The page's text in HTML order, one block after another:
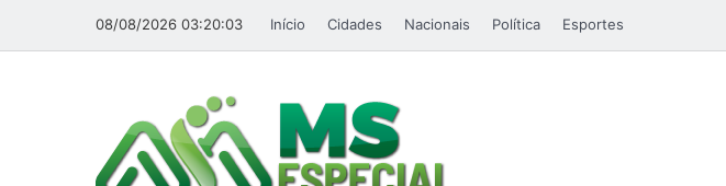
08/08/2026 03:20:03 Início Cidades Nacionais Política Esportes